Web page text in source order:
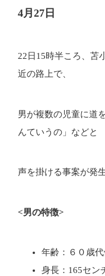
4月27日
22日15時半ころ、苫
近の路上で、
男が複数の児童に道
んていうの」などと
声を掛ける事案が発生
<男の特徴>
年齢：６０歳代
身長：165セン